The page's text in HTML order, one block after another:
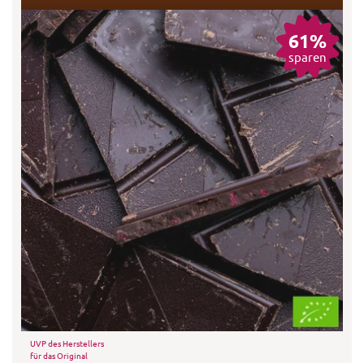
61%
sparen
UVP des Herstellers
für das Original